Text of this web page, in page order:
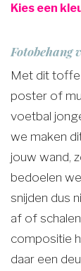
Kies een
Fotobehang
Met dit
poster of
voetbal
we maken
jouw wand,
bedoelen
snijden dus
af of
compositie
daar een